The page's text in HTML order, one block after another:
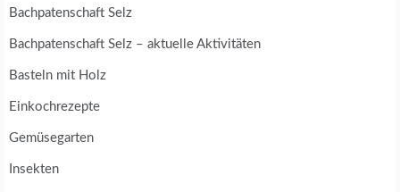
Bachpatenschaft Selz
Bachpatenschaft Selz – aktuelle Aktivitäten
Basteln mit Holz
Einkochrezepte
Gemüsegarten
Insekten